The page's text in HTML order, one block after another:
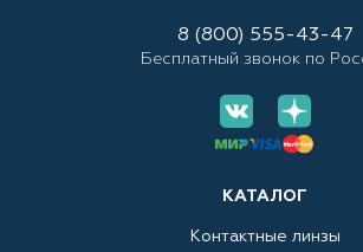
КАТАЛОГ
Контактные линзы
8 (800) 555-43-47
Бесплатный звонок по